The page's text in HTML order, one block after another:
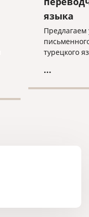
языка
Предлагаем
турецкого
...